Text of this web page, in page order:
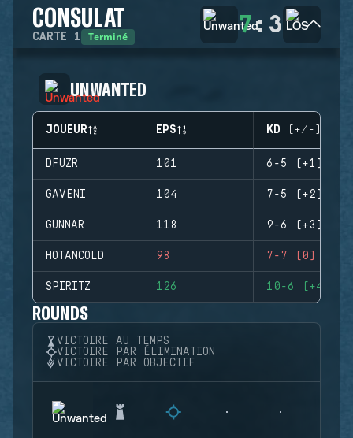
CONSULAT
CARTE 1 Terminé 7: 3
UNWANTED
JOUEUR EPS KD (+/-)
DFUZR 101 6-5 (+1)
GAVENI 104 7-5 (+2)
GUNNAR 118 9-6 (+3)
HOTANCOLD 98 7-7 (0)
SPIRITZ 126 10-6 (+4)
ROUNDS
VICTOIRE AU TEMPS
VICTOIRE PAR ÉLIMINATION
VICTOIRE PAR OBJECTIF